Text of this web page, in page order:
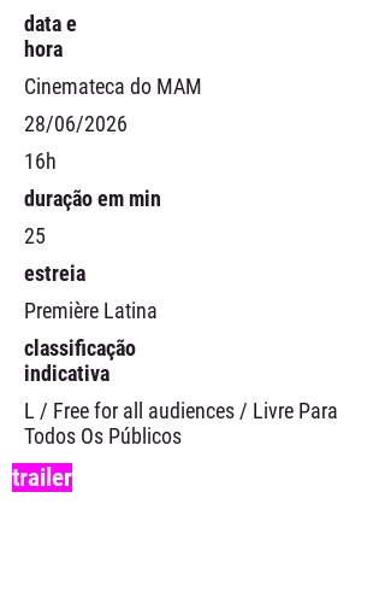
data e
hora
Cinemateca do MAM
28/06/2026
16h
duração em min
25
estreia
Première Latina
classificação
indicativa
L / Free for all audiences / Livre Para
Todos Os Públicos
trailer